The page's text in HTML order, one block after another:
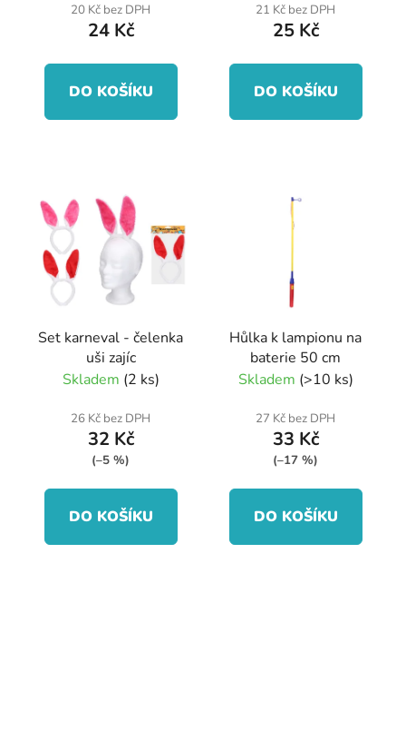
20 Kč bez DPH
24 Kč
DO KOŠÍKU
21 Kč bez DPH
25 Kč
DO KOŠÍKU
Set karneval - čelenka
uši zajíc
Skladem (2 ks)
26 Kč bez DPH
32 Kč
(–5 %)
DO KOŠÍKU
Hůlka k lampionu na
baterie 50 cm
Skladem (>10 ks)
27 Kč bez DPH
33 Kč
(–17 %)
DO KOŠÍKU